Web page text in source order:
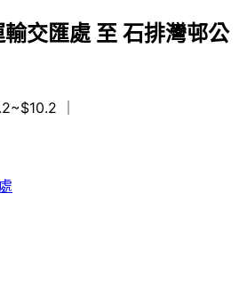
交匯處 至 石排灣邨公